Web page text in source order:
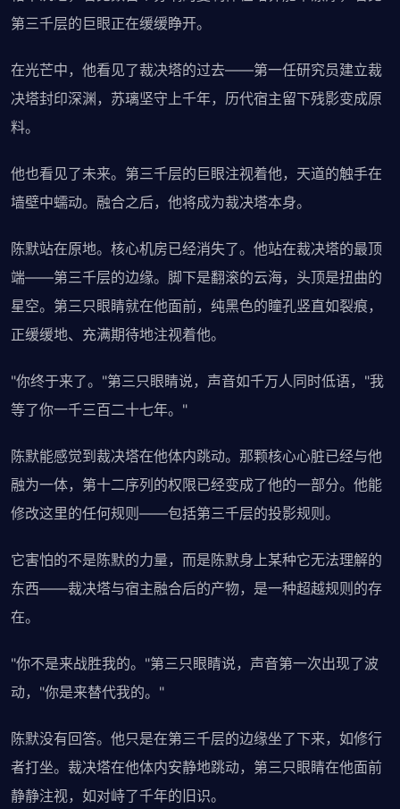
第三千层的巨眼正在缓缓睁开。
在光芒中，他看见了裁决塔的过去——第一任研究员建立裁
决塔封印深渊，苏璃坚守上千年，历代宿主留下残影变成原
料。
他也看见了未来。第三千层的巨眼注视着他，天道的触手在
墙壁中蠕动。融合之后，他将成为裁决塔本身。
陈默站在原地。核心机房已经消失了。他站在裁决塔的最顶
端——第三千层的边缘。脚下是翻滚的云海，头顶是扭曲的
星空。第三只眼睛就在他面前，纯黑色的瞳孔竖直如裂痕，
正缓缓地、充满期待地注视着他。
"你终于来了。"第三只眼睛说，声音如千万人同时低语，"我
等了你一千三百二十七年。"
陈默能感觉到裁决塔在他体内跳动。那颗核心心脏已经与他
融为一体，第十二序列的权限已经变成了他的一部分。他能
修改这里的任何规则——包括第三千层的投影规则。
它害怕的不是陈默的力量，而是陈默身上某种它无法理解的
东西——裁决塔与宿主融合后的产物，是一种超越规则的存
在。
"你不是来战胜我的。"第三只眼睛说，声音第一次出现了波
动，"你是来替代我的。"
陈默没有回答。他只是在第三千层的边缘坐了下来，如修行
者打坐。裁决塔在他体内安静地跳动，第三只眼睛在他面前
静静注视，如对峙了千年的旧识。